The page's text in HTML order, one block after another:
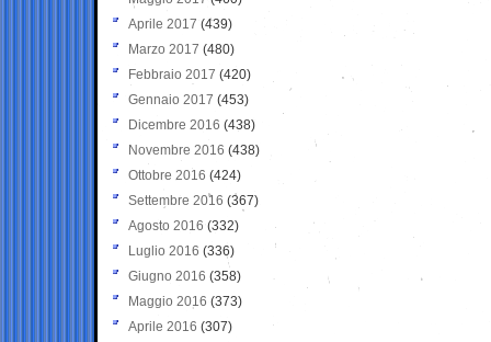
Aprile 2017 (439)
Marzo 2017 (480)
Febbraio 2017 (420)
Gennaio 2017 (453)
Dicembre 2016 (438)
Novembre 2016 (438)
Ottobre 2016 (424)
Settembre 2016 (367)
Agosto 2016 (332)
Luglio 2016 (336)
Giugno 2016 (358)
Maggio 2016 (373)
Aprile 2016 (307)